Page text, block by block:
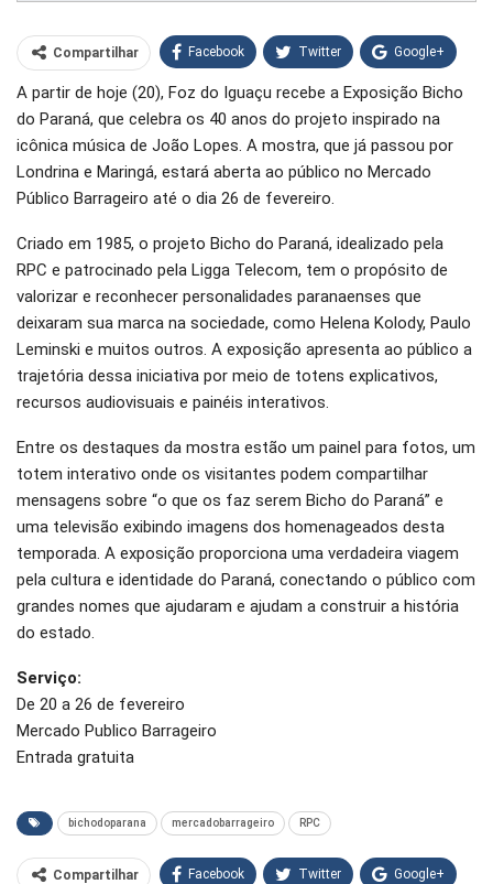
Compartilhar Facebook Twitter Google+
WhatsApp Pinterest
O email
A partir de hoje (20), Foz do Iguaçu recebe a Exposição Bicho
do Paraná, que celebra os 40 anos do projeto inspirado na
icônica música de João Lopes. A mostra, que já passou por
Londrina e Maringá, estará aberta ao público no Mercado
Público Barrageiro até o dia 26 de fevereiro.
Criado em 1985, o projeto Bicho do Paraná, idealizado pela
RPC e patrocinado pela Ligga Telecom, tem o propósito de
valorizar e reconhecer personalidades paranaenses que
deixaram sua marca na sociedade, como Helena Kolody, Paulo
Leminski e muitos outros. A exposição apresenta ao público a
trajetória dessa iniciativa por meio de totens explicativos,
recursos audiovisuais e painéis interativos.
Entre os destaques da mostra estão um painel para fotos, um
totem interativo onde os visitantes podem compartilhar
mensagens sobre “o que os faz serem Bicho do Paraná” e
uma televisão exibindo imagens dos homenageados desta
temporada. A exposição proporciona uma verdadeira viagem
pela cultura e identidade do Paraná, conectando o público com
grandes nomes que ajudaram e ajudam a construir a história
do estado.
Serviço:
De 20 a 26 de fevereiro
Mercado Publico Barrageiro
Entrada gratuita
bichodoparana mercadobarrageiro RPC
Compartilhar Facebook Twitter Google+